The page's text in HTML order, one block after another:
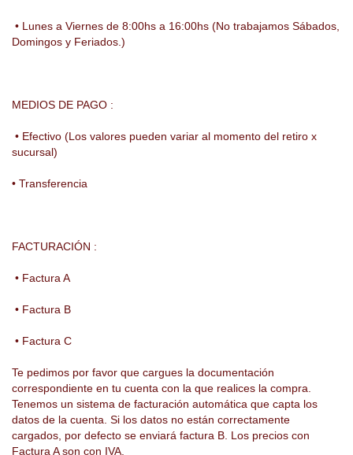
• Lunes a Viernes de 8:00hs a 16:00hs (No trabajamos Sábados,
Domingos y Feriados.)
MEDIOS DE PAGO :
• Efectivo (Los valores pueden variar al momento del retiro x
sucursal)
• Transferencia
FACTURACIÓN :
• Factura A
• Factura B
• Factura C
Te pedimos por favor que cargues la documentación
correspondiente en tu cuenta con la que realices la compra.
Tenemos un sistema de facturación automática que capta los
datos de la cuenta. Si los datos no están correctamente
cargados, por defecto se enviará factura B. Los precios con
Factura A son con IVA.